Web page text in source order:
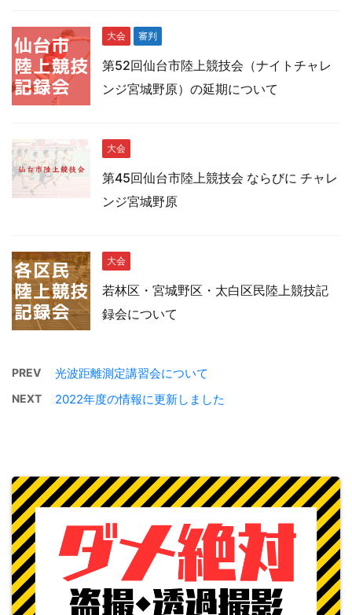
大会 審判
第52回仙台市陸上競技会（ナイトチャレ
ンジ宮城野原）の延期について
大会
第45回仙台市陸上競技会 ならびに チャレ
ンジ宮城野原
大会
若林区・宮城野区・太白区民陸上競技記
録会について
PREV 光波距離測定講習会について
NEXT 2022年度の情報に更新しました